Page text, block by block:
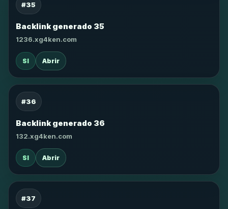
#35
Backlink generado 35
1236.xg4ken.com
SI Abrir
#36
Backlink generado 36
132.xg4ken.com
SI Abrir
#37